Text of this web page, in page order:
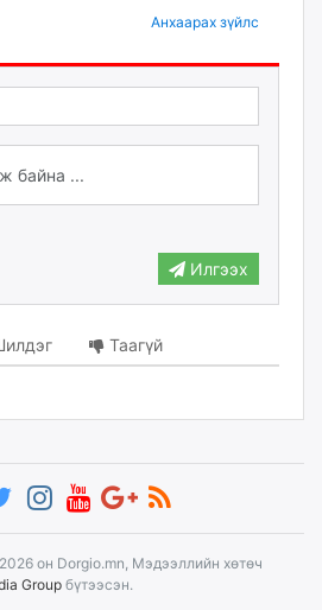
Анхаарах зүйлс
Илгээх
Таагүй
он Dorgio.mn, Мэдээллийн хөтөч
Group бүтээсэн.